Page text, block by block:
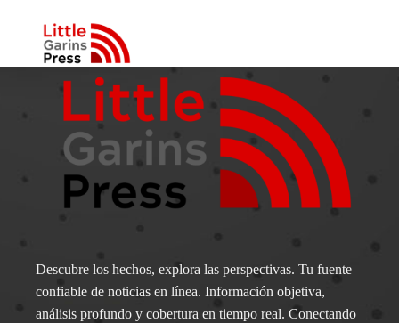
Descubre los hechos, explora las perspectivas. Tu fuente
confiable de noticias en línea. Información objetiva,
análisis profundo y cobertura en tiempo real. Conectando